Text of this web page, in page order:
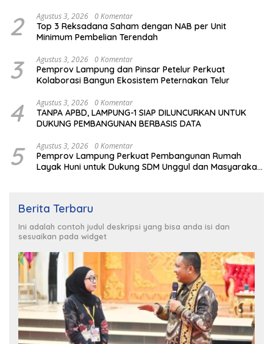
2 Agustus 3, 2026 0 Komentar
Top 3 Reksadana Saham dengan NAB per Unit
Minimum Pembelian Terendah
3 Agustus 3, 2026 0 Komentar
Pemprov Lampung dan Pinsar Petelur Perkuat
Kolaborasi Bangun Ekosistem Peternakan Telur
4 Agustus 3, 2026 0 Komentar
TANPA APBD, LAMPUNG-1 SIAP DILUNCURKAN UNTUK
DUKUNG PEMBANGUNAN BERBASIS DATA
5 Agustus 3, 2026 0 Komentar
Pemprov Lampung Perkuat Pembangunan Rumah
Layak Huni untuk Dukung SDM Unggul dan Masyarakat
Berita Terbaru
Ini adalah contoh judul deskripsi yang bisa anda isi dan
sesuaikan pada widget